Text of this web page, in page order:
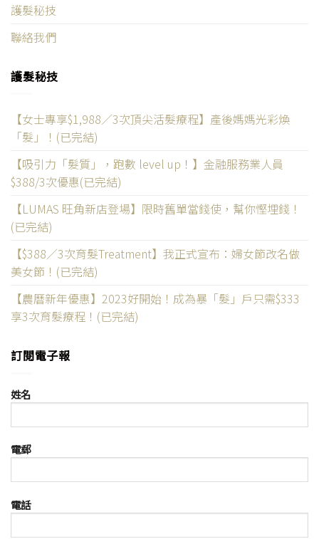
護髮秘技
聯絡我們
護髮秘技
【女士專享$1,988／3次頂尖活髮療程】產後媽媽光彩煥
「髮」！(已完結)
【吸引力「髮質」，跑數 level up！】金融服務業人員
$388/3次優惠(已完結)
【LUMAS 旺角新店登場】限時舊單當錢使，幫你慳埋錢！
(已完結)
【$388／3次育髮Treatment】我正式宣布：婦女節改名做
美女節！(已完結)
【農曆新年優惠】2023好開始！成為暴「髮」戶只需$333
享3次育髮療程！(已完結)
訂閱電子報
姓名
電郵
電話